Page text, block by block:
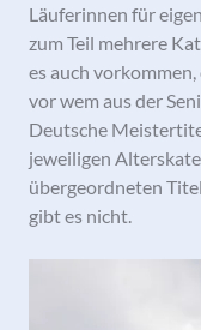
Läuferinnen für
zum Teil mehrere
es auch
vor wem aus der
Deutsche
jeweiligen
übergeordneten
gibt es nicht.